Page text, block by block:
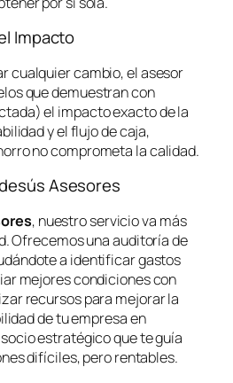
Impacto
cualquier cambio, el asesor
que demuestran con
el impacto exacto de la
y el flujo de caja,
no comprometa la calidad.
Asesores
, nuestro servicio va más
Ofrecemos una auditoría de
a identificar gastos
mejores condiciones con
recursos para mejorar la
de tu empresa en
estratégico que te guía
difíciles, pero rentables.